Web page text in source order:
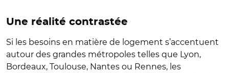
Une réalité contrastée
Si les besoins en matière de logement s’accentuent
autour des grandes métropoles telles que Lyon,
Bordeaux, Toulouse, Nantes ou Rennes, les